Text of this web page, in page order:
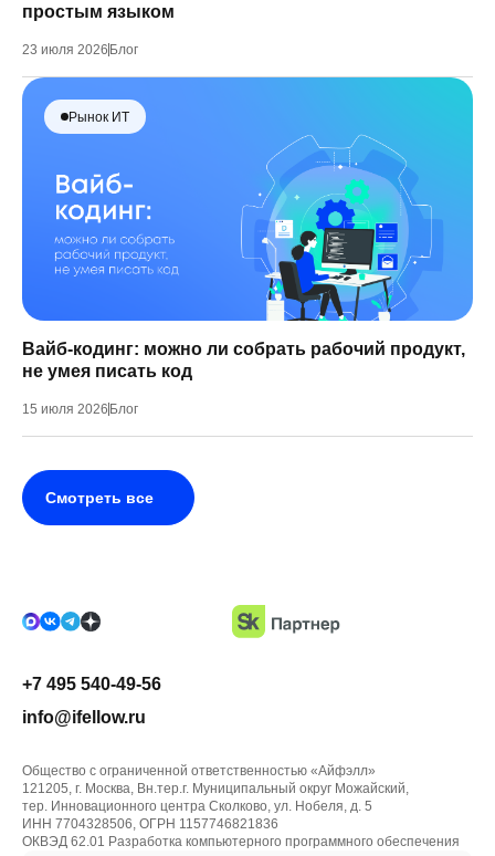
простым языком
23 июля 2026 Блог
Рынок ИТ
Вайб-кодинг: можно ли собрать рабочий продукт,
не умея писать код
15 июля 2026 Блог
Смотреть все
+7 495 540-49-56
info@ifellow.ru
Общество с ограниченной ответственностью «Айфэлл»
121205, г. Москва, Вн.тер.г. Муниципальный округ Можайский,
тер. Инновационного центра Сколково, ул. Нобеля, д. 5
ИНН 7704328506, ОГРН 1157746821836
ОКВЭД 62.01 Разработка компьютерного программного обеспечения